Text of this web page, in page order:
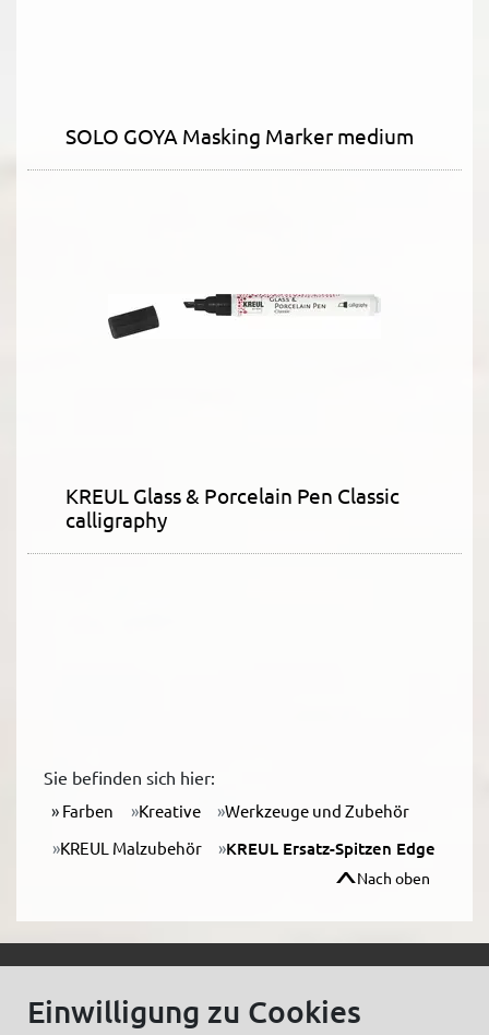
SOLO GOYA Masking Marker medium
KREUL Glass & Porcelain Pen Classic
calligraphy
Sie befinden sich hier:
Farben Kreative
Werkzeuge und Zubehör
KREUL Malzubehör
KREUL Ersatz-Spitzen Edge
Nach oben
Einwilligung zu Cookies